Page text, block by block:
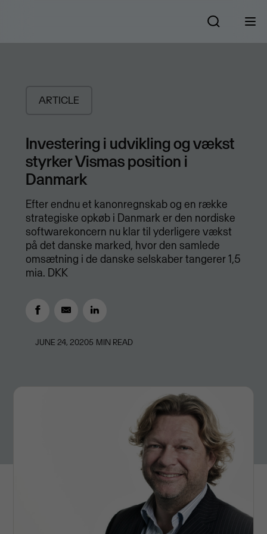
ARTICLE
Investering i udvikling og vækst
styrker Vismas position i
Danmark
Efter endnu et kanonregnskab og en række
strategiske opkøb i Danmark er den nordiske
softwarekoncern nu klar til yderligere vækst
på det danske marked, hvor den samlede
omsætning i de danske selskaber tangerer 1,5
mia. DKK
JUNE 24, 20205 MIN READ